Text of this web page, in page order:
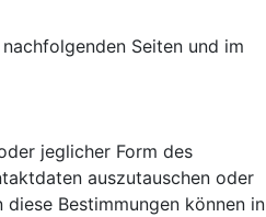
Seiten und im
jeglicher Form des
auszutauschen oder
Bestimmungen können in